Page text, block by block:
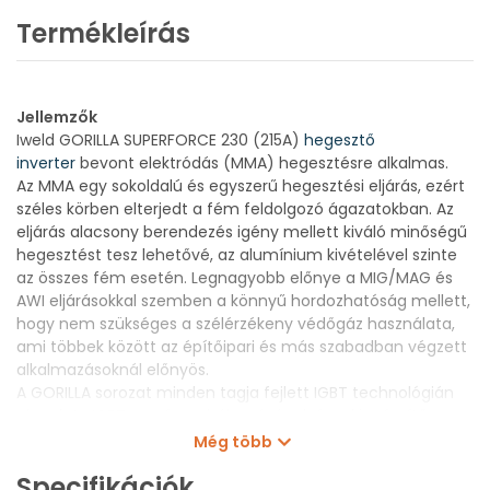
Termékleírás
Jellemzők
Iweld GORILLA SUPERFORCE 230 (215A) hegesztő
inverter bevont elektródás (MMA) hegesztésre alkalmas.
Az MMA egy sokoldalú és egyszerű hegesztési eljárás, ezért
széles körben elterjedt a fém feldolgozó ágazatokban. Az
eljárás alacsony berendezés igény mellett kiváló minőségű
hegesztést tesz lehetővé, az alumínium kivételével szinte
az összes fém esetén. Legnagyobb előnye a MIG/MAG és
AWI eljárásokkal szemben a könnyű hordozhatóság mellett,
hogy nem szükséges a szélérzékeny védőgáz használata,
ami többek között az építőipari és más szabadban végzett
alkalmazásoknál előnyös.
A GORILLA sorozat minden tagja fejlett IGBT technológián
funkcióknak köszönhetően rendkívül könnyen kezelhető és
Még több